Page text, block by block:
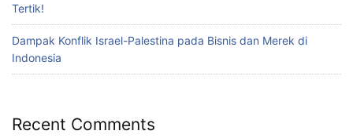
Tertik!
Dampak Konflik Israel-Palestina pada Bisnis dan Merek di
Indonesia
Recent Comments